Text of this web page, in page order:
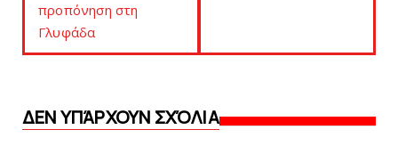
προπόνηση στη
Γλυφάδα
ΔΕΝ ΥΠΆΡΧΟΥΝ ΣΧΌΛΙΑ